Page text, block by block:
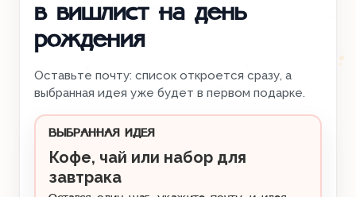
в вишлист на день
рождения
Оставьте почту: список откроется сразу, а
выбранная идея уже будет в первом подарке.
ВЫБРАННАЯ ИДЕЯ
Кофе, чай или набор для
завтрака